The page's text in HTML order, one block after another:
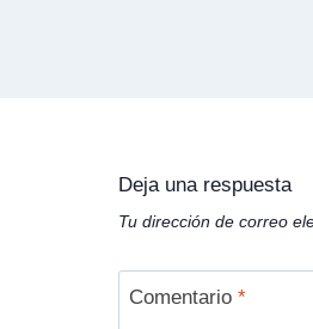
Deja una respuesta
Tu dirección de correo
Comentario *